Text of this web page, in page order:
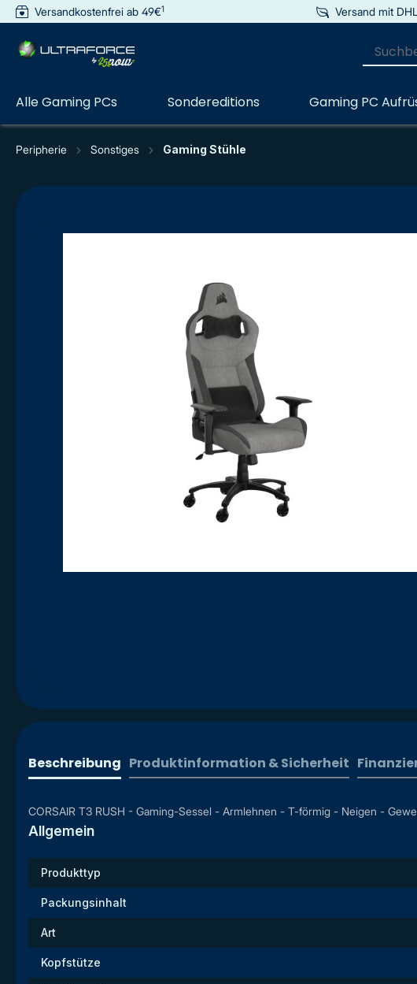
springen Zur Hauptnavigation springen
Versandkostenfrei ab 49€1 Versand mit
Alle Gaming PCs Sondereditions Gaming PC
Peripherie Sonstiges Gaming Stühle
Beschreibung Produktinformation & Sicherheit
CORSAIR T3 RUSH - Gaming-Sessel - Armlehnen - T-förmig - Neigen -
Allgemein
Produkttyp
Packungsinhalt
Art
Kopfstütze